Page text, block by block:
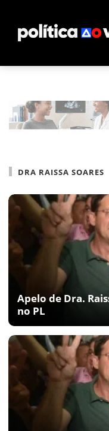
DRA RAISSA SOARES
Apelo de Dra.
no PL